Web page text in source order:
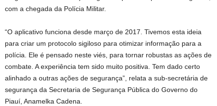
com a chegada da Polícia Militar.
“O aplicativo funciona desde março de 2017. Tivemos esta ideia
para criar um protocolo sigiloso para otimizar informação para a
polícia. Ele é pensado neste viés, para tornar robustas as ações de
combate. A experiência tem sido muito positiva. Tem dado certo
alinhado a outras ações de segurança”, relata a sub-secretária de
segurança da Secretaria de Segurança Pública do Governo do
Piauí, Anamelka Cadena.